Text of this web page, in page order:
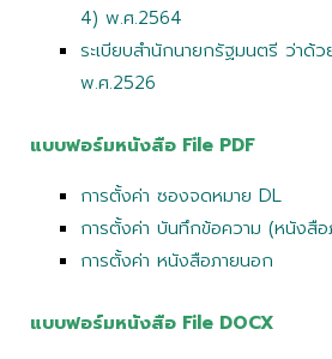
4) พ.ศ.2564
ระเบียบสำนักนายกรัฐมนตรี ว่าด้
พ.ศ.2526
แบบฟอร์มหนังสือ File PDF
การตั้งค่า ซองจดหมาย DL
การตั้งค่า บันทึกข้อความ (หนังสือ
การตั้งค่า หนังสือภายนอก
แบบฟอร์มหนังสือ File DOCX